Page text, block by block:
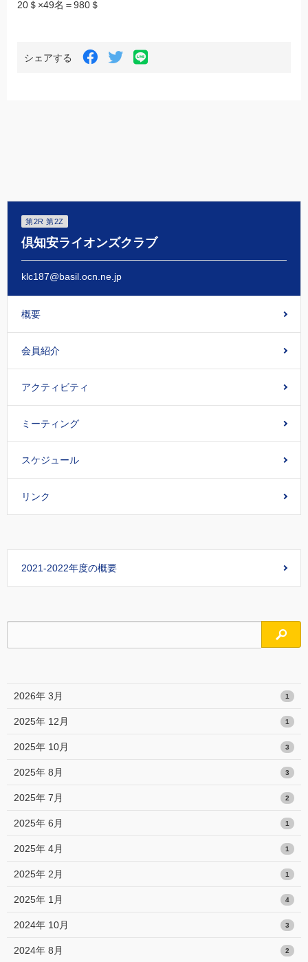
20＄×49名＝980＄
シェアする
Facebook
TwitterLINE
第2R 第2Z
倶知安ライオンズクラブ
klc187@basil.ocn.ne.jp
概要
会員紹介
アクティビティ
ミーティング
スケジュール
リンク
2021-2022年度の概要
検索
2026年 3月 1
2025年 12月 1
2025年 10月 3
2025年 8月 3
2025年 7月 2
2025年 6月 1
2025年 4月 1
2025年 2月 1
2025年 1月 4
2024年 10月 3
2024年 8月 2